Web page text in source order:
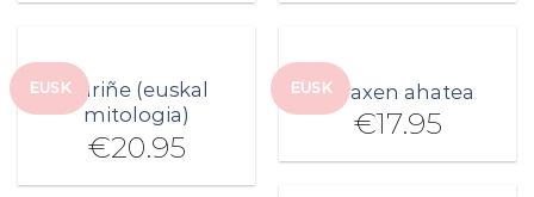
EUSKZuriñe (euskal
mitologia)
€20.95
EUSKUnaxen ahatea
€17.95